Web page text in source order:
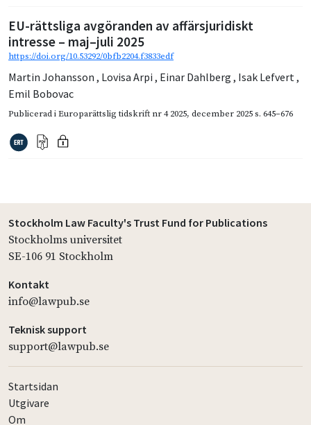
EU-rättsliga avgöranden av affärsjuridiskt
intresse – maj–juli 2025
https://doi.org/10.53292/0bfb2204.f3833edf
Martin Johansson , Lovisa Arpi , Einar Dahlberg , Isak Lefvert ,
Emil Bobovac
Publicerad iEuroparättslig tidskrift nr 4 2025, december 2025s. 645–676
Stockholm Law Faculty's Trust Fund for Publications
Stockholms universitet
SE-106 91 Stockholm
Kontakt
info@lawpub.se
Teknisk support
support@lawpub.se
Startsidan
Utgivare
Om